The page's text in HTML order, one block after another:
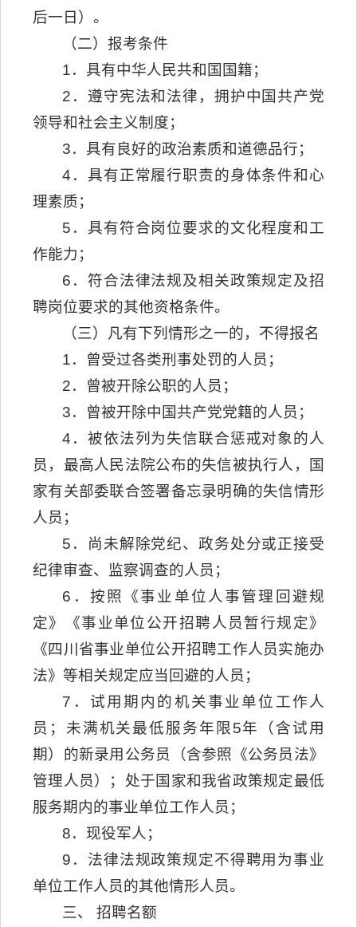
后一日）。
（二）报考条件
1．具有中华人民共和国国籍；
2．遵守宪法和法律，拥护中国共产党
领导和社会主义制度；
3．具有良好的政治素质和道德品行；
4．具有正常履行职责的身体条件和心
理素质；
5．具有符合岗位要求的文化程度和工
作能力；
6．符合法律法规及相关政策规定及招
聘岗位要求的其他资格条件。
（三）凡有下列情形之一的，不得报名
1．曾受过各类刑事处罚的人员；
2．曾被开除公职的人员；
3．曾被开除中国共产党党籍的人员；
4．被依法列为失信联合惩戒对象的人
员，最高人民法院公布的失信被执行人，国
家有关部委联合签署备忘录明确的失信情形
人员；
5．尚未解除党纪、政务处分或正接受
纪律审查、监察调查的人员；
6．按照《事业单位人事管理回避规
定》《事业单位公开招聘人员暂行规定》
《四川省事业单位公开招聘工作人员实施办
法》等相关规定应当回避的人员；
7．试用期内的机关事业单位工作人
员；未满机关最低服务年限5年（含试用
期）的新录用公务员（含参照《公务员法》
管理人员）；处于国家和我省政策规定最低
服务期内的事业单位工作人员；
8．现役军人；
9．法律法规政策规定不得聘用为事业
单位工作人员的其他情形人员。
三、 招聘名额